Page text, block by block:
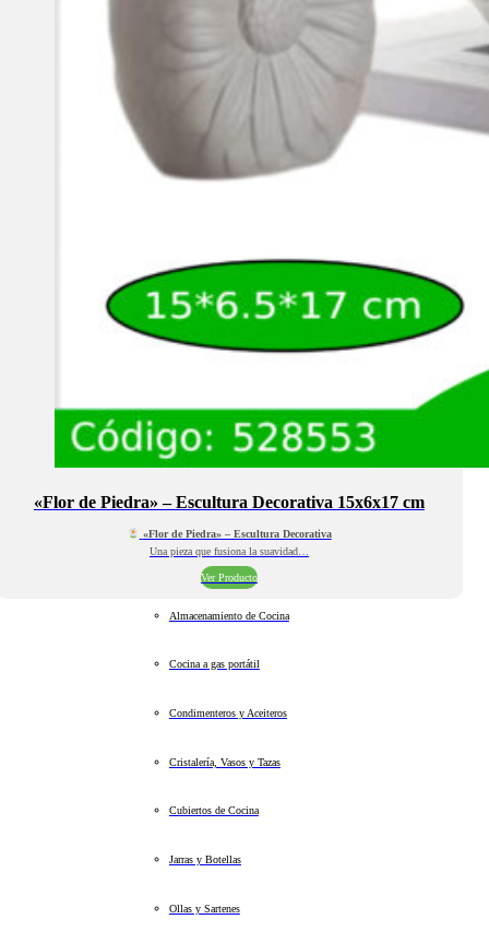
«Flor de Piedra» – Escultura Decorativa 15x6x17 cm
«Flor de Piedra» – Escultura Decorativa
Una pieza que fusiona la suavidad…
Ver Producto
Almacenamiento de Cocina
Cocina a gas portátil
Condimenteros y Aceiteros
Cristalería, Vasos y Tazas
Cubiertos de Cocina
Jarras y Botellas
Ollas y Sartenes